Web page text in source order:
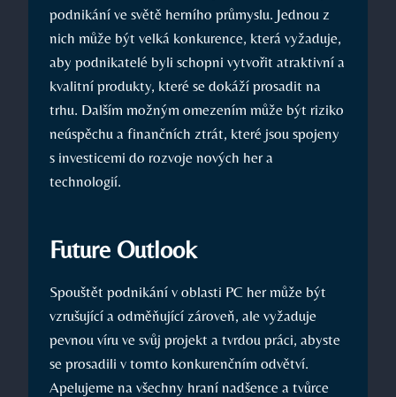
podnikání ve světě herního průmyslu. Jednou z
nich může být velká konkurence, která vyžaduje,
aby podnikatelé byli schopni vytvořit atraktivní a
kvalitní produkty, které se dokáží prosadit na
trhu. Dalším možným omezením může být riziko
neúspěchu a finančních ztrát, které jsou spojeny
s investicemi do rozvoje nových her a
technologií.
Future Outlook
Spouštět podnikání v oblasti PC her může být
vzrušující a odměňující zároveň, ale vyžaduje
pevnou víru ve svůj projekt a tvrdou práci, abyste
se prosadili v tomto konkurenčním odvětví.
Apelujeme na všechny hraní nadšence a tvůrce